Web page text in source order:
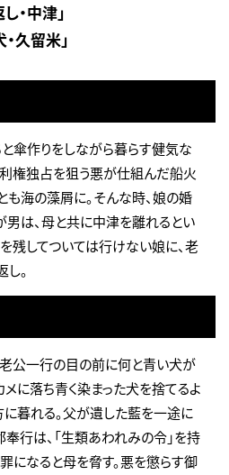
・中津」
久留米」
傘作りをしながら暮らす健気な
権独占を狙う悪が仕組んだ船火
海の藻屑に。そんな時、娘の婚
は、母と共に中津を離れるとい
残してついては行けない娘に、老
。
公一行の目の前に何と青い犬が
に落ち青く染まった犬を捨てるよ
暮れる。父が遺した藍を一途に
行は、「生類あわれみの令」を持
になると母を脅す。悪を懲らす御